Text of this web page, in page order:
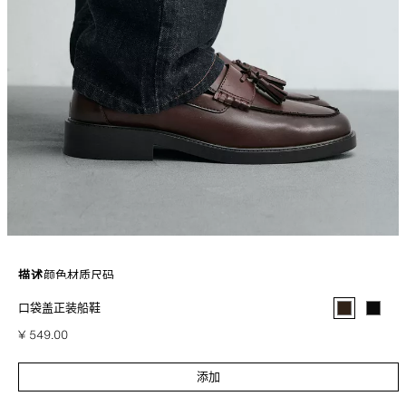
描述颜色材质尺码
正装船鞋。简约鞋面，饰有口袋盖细节装饰。圆头。同色调鞋底。
口袋盖正装船鞋
¥ 549.00
添加
¥